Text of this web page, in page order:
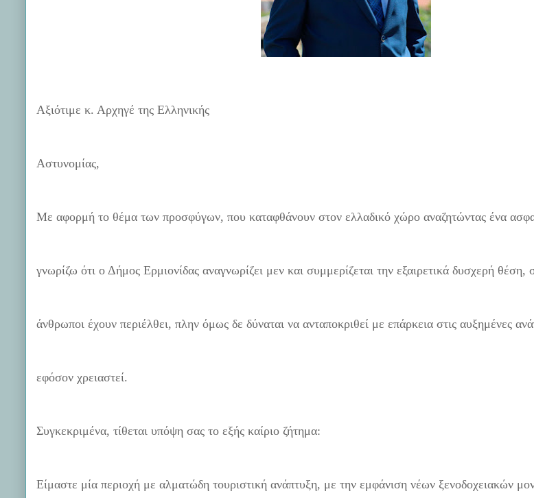
Αξιότιμε κ. Αρχηγέ της Ελληνικής
Αστυνομίας,
Με αφορμή το θέμα των προσφύγων, που καταφθάνουν στον ελλαδικό χώρο αναζητώντας ένα
γνωρίζω ότι ο Δήμος Ερμιονίδας αναγνωρίζει μεν και συμμερίζεται την εξαιρετικά δυσχερή θέση,
άνθρωποι έχουν περιέλθει, πλην όμως δε δύναται να ανταποκριθεί με επάρκεια στις αυξημένες
εφόσον χρειαστεί.
Συγκεκριμένα, τίθεται υπόψη σας το εξής καίριο ζήτημα:
Είμαστε μία περιοχή με αλματώδη τουριστική ανάπτυξη, με την εμφάνιση νέων ξενοδοχειακών